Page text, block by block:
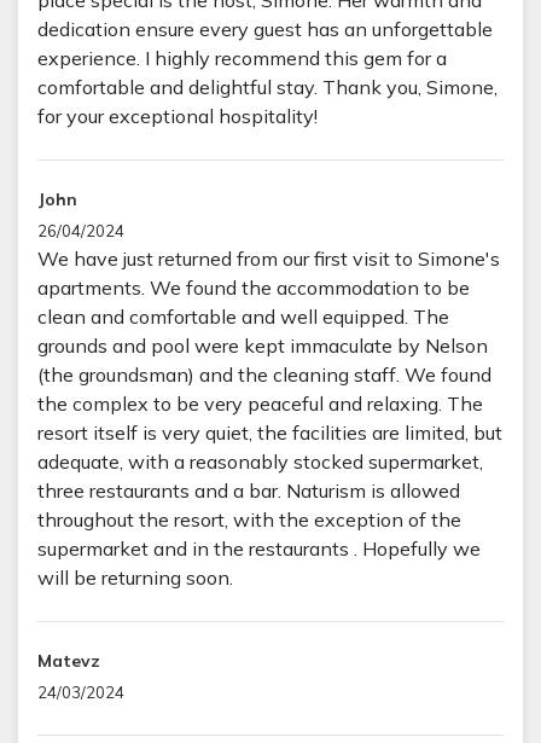
dedication ensure every guest has an unforgettable
experience. I highly recommend this gem for a
comfortable and delightful stay. Thank you, Simone,
for your exceptional hospitality!
John
26/04/2024
We have just returned from our first visit to Simone's
apartments. We found the accommodation to be
clean and comfortable and well equipped. The
grounds and pool were kept immaculate by Nelson
(the groundsman) and the cleaning staff. We found
the complex to be very peaceful and relaxing. The
resort itself is very quiet, the facilities are limited, but
adequate, with a reasonably stocked supermarket,
three restaurants and a bar. Naturism is allowed
throughout the resort, with the exception of the
supermarket and in the restaurants . Hopefully we
will be returning soon.
Matevz
24/03/2024